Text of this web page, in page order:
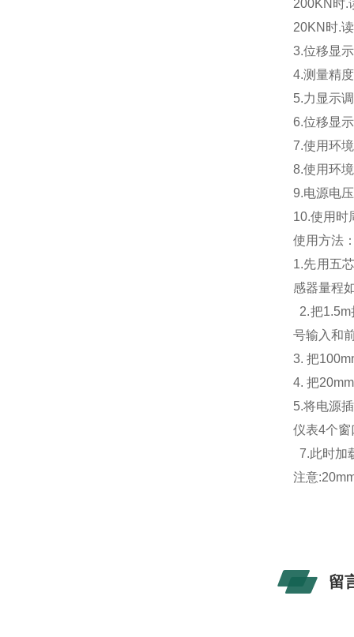
200KN时.
20KN时.
3.位
4.测量精度
5.力显
6.位移显
7.使用环
8.使用环
9.电源电
10.使用时
使用方法
1.先用五
感器量程
2.把
号输入和
3. 把
4. 把
5.将电源
仪表4个
7.此时加
注意
留